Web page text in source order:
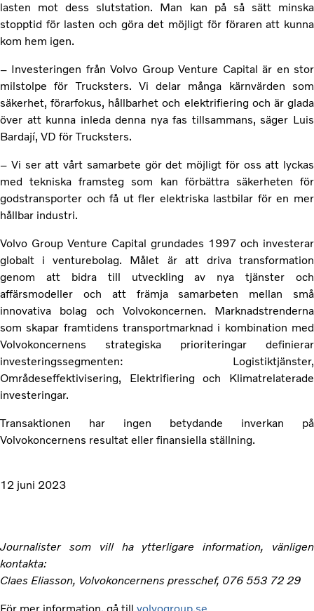
lasten mot dess slutstation. Man kan på så sätt minska
stopptid för lasten och göra det möjligt för föraren att kunna
kom hem igen.
– Investeringen från Volvo Group Venture Capital är en stor
milstolpe för Trucksters. Vi delar många kärnvärden som
säkerhet, förarfokus, hållbarhet och elektrifiering och är glada
över att kunna inleda denna nya fas tillsammans, säger Luis
Bardají, VD för Trucksters.
– Vi ser att vårt samarbete gör det möjligt för oss att lyckas
med tekniska framsteg som kan förbättra säkerheten för
godstransporter och få ut fler elektriska lastbilar för en mer
hållbar industri.
Volvo Group Venture Capital grundades 1997 och investerar
globalt i venturebolag. Målet är att driva transformation
genom att bidra till utveckling av nya tjänster och
affärsmodeller och att främja samarbeten mellan små
innovativa bolag och Volvokoncernen. Marknadstrenderna
som skapar framtidens transportmarknad i kombination med
Volvokoncernens strategiska prioriteringar definierar
investeringssegmenten: Logistiktjänster,
Områdeseffektivisering, Elektrifiering och Klimatrelaterade
investeringar.
Transaktionen har ingen betydande inverkan på
Volvokoncernens resultat eller finansiella ställning.
12 juni 2023
Journalister som vill ha ytterligare information, vänligen
kontakta:
Claes Eliasson, Volvokoncernens presschef, 076 553 72 29